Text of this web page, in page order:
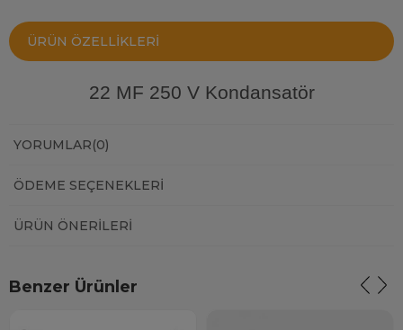
ÜRÜN ÖZELLIKLERI
22 MF 250 V Kondansatör
YORUMLAR(0)
ÖDEME SEÇENEKLERI
ÜRÜN ÖNERILERI
Benzer Ürünler